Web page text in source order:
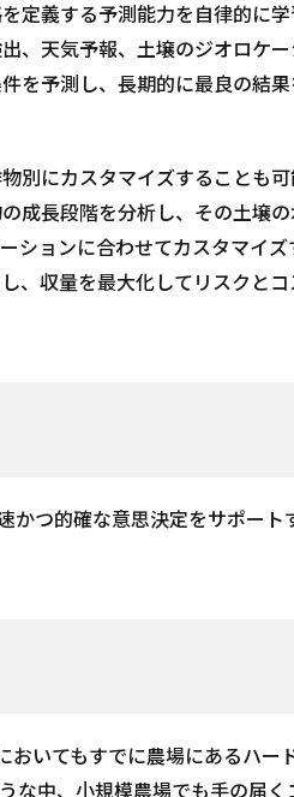
定義する予測能力を自律的に
、天気予報、土壌のジオロケ
を予測し、長期的に最良の結
別にカスタマイズすることも
成長段階を分析し、その土壌
ションに合わせてカスタマイ
、収量を最大化してリスクと
かつ的確な意思決定をサポート
いてもすでに農場にあるハー
な中、小規模農場でも手の届